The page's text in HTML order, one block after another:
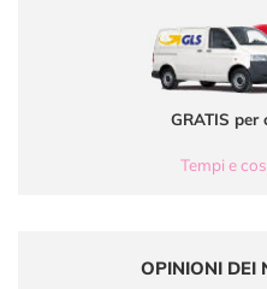
GRATIS per
Tempi e
OPINIONI DEI